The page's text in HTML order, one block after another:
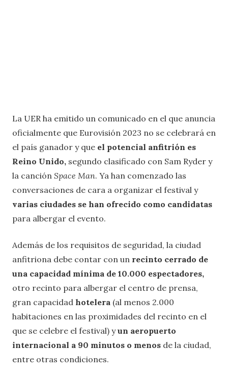
La UER ha emitido un comunicado en el que anuncia
oficialmente que Eurovisión 2023 no se celebrará en
el país ganador y que el potencial anfitrión es
Reino Unido, segundo clasificado con Sam Ryder y
la canción Space Man. Ya han comenzado las
conversaciones de cara a organizar el festival y
varias ciudades se han ofrecido como candidatas
para albergar el evento.
Además de los requisitos de seguridad, la ciudad
anfitriona debe contar con un recinto cerrado de
una capacidad mínima de 10.000 espectadores,
otro recinto para albergar el centro de prensa,
gran capacidad hotelera (al menos 2.000
habitaciones en las proximidades del recinto en el
que se celebre el festival) yun aeropuerto
internacional a 90 minutos o menos de la ciudad,
entre otras condiciones.